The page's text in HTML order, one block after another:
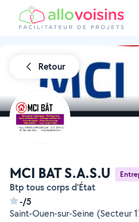
Retour
MCI BAT S.A.S.U
Btp tous corps d'État
-/5
Saint-Ouen-sur-Seine (Secteur